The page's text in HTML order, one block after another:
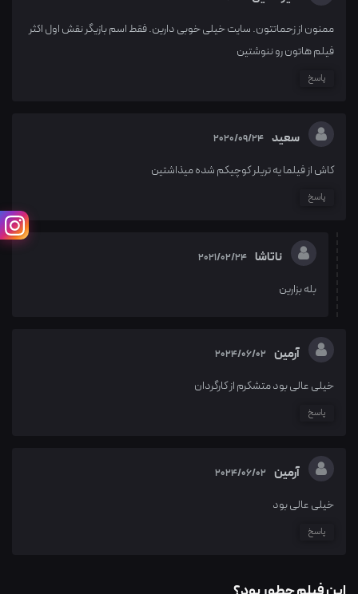
ممنون از زحماتتون. سایت خیلی خوبی دارین. فقط اسم بازیگر نقش اول اکثر
فیلم هاتون رو ننوشتین
پاسخ
سعید 2020/09/24
کاش از فیلما یه تریلر کوچیکم شده میذاشتین
پاسخ
ناتاشا 2021/02/24
بله بزارین
آرمین 2024/06/02
خیلی عالی بود متشکرم از کارگردان
پاسخ
آرمین 2024/06/02
خیلی عالی بود
پاسخ